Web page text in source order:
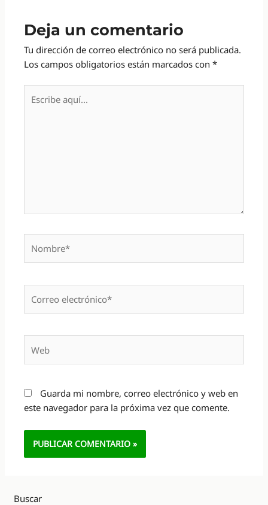
Deja un comentario
Tu dirección de correo electrónico no será publicada.
Los campos obligatorios están marcados con*
aquí...
electrónico*
Guarda mi nombre, correo electrónico y web en
este navegador para la próxima vez que comente.
Buscar